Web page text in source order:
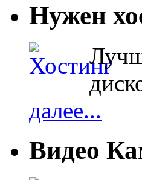
Нужен
далее...
Видео